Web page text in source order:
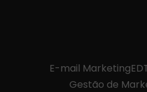
E-mail Marketing
Gestão de